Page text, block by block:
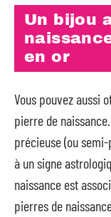
Un bijou
en or
Vous pouvez aussi
pierre de
précieuse (ou
à un signe
naissance est
pierres de